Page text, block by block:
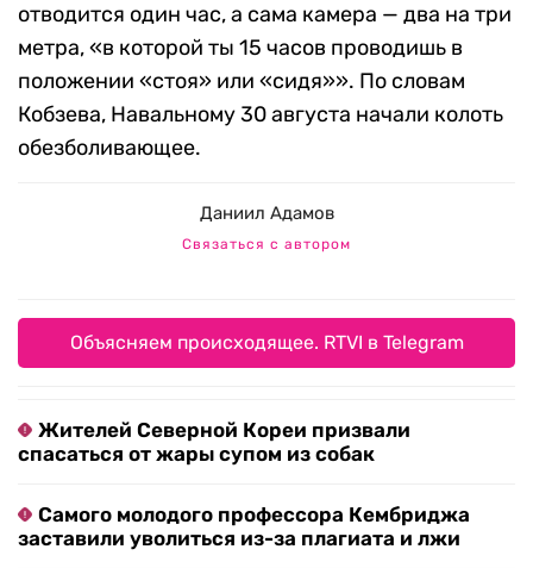
отводится один час, а сама камера — два на три
метра, «в которой ты 15 часов проводишь в
положении «стоя» или «сидя»». По словам
Кобзева, Навальному 30 августа начали колоть
обезболивающее.
Даниил Адамов
Связаться с автором
Объясняем происходящее. RTVI в Telegram
Жителей Северной Кореи призвали
спасаться от жары супом из собак
Самого молодого профессора Кембриджа
заставили уволиться из-за плагиата и лжи